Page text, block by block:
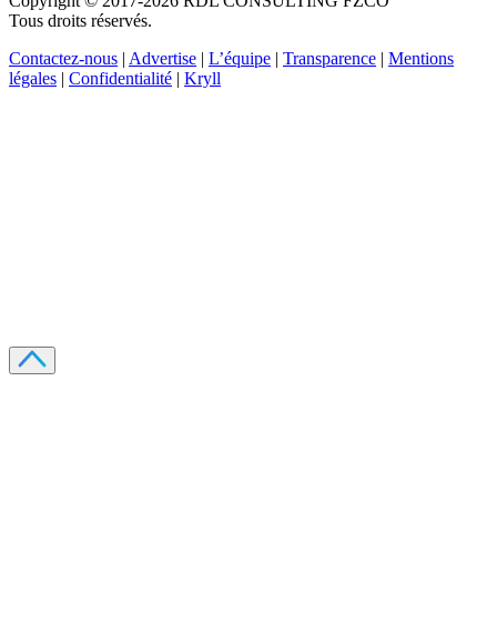
Tous droits réservés.
Contactez-nous | Advertise | L’équipe | Transparence | Mentions
légales | Confidentialité | Kryll